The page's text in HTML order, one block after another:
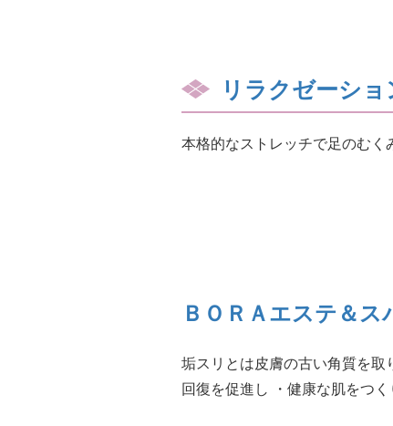
リラクゼーシ
本格的なストレッチで足のむ
ＢＯＲＡエステ＆
垢スリとは皮膚の古い角質を取
回復を促進し ・健康な肌をつ